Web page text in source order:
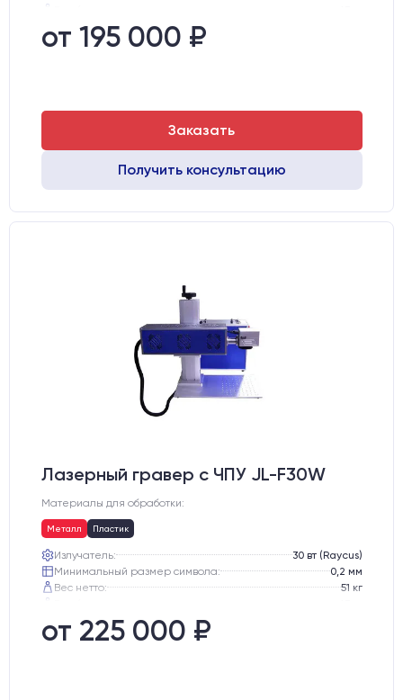
Транспортный габарит станка, мм:
от 195 000 ₽
Заказать
Получить консультацию
Лазерный гравер с ЧПУ JL-F30W
Материалы для обработки:
Металл Пластик
Излучатель:
30 вт (Raycus)
Минимальный размер символа:
0,2 мм
Вес нетто:
51 кг
Транспортный габарит станка, мм:
от 225 000 ₽